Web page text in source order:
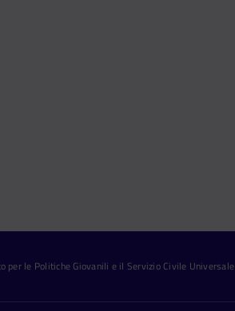
per le Politiche Giovanili e il Servizio Civile Universale